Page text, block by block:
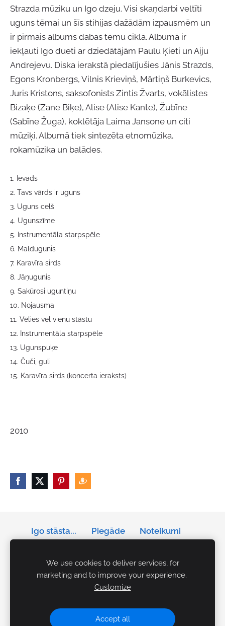
Strazda mūziku un Igo dzeju. Visi skaņdarbi veltīti
uguns tēmai un šīs stihijas dažādām izpausmēm un
ir pirmais albums dabas tēmu ciklā. Albumā ir
iekļauti Igo dueti ar dziedātājām Paulu Ķieti un Aiju
Andrejevu. Diska ierakstā piedalījušies Jānis Strazds,
Egons Kronbergs, Vilnis Krieviņš, Mārtiņš Burkevics,
Juris Kristons, saksofonists Zintis Žvarts, vokālistes
Bizaķe (Zane Biķe), Alise (Alise Kante), Žubīne
(Sabīne Žuga), koklētāja Laima Jansone un citi
mūziķi. Albumā tiek sintezēta etnomūzika,
rokamūzika un balādes.
1. Ievads
2. Tavs vārds ir uguns
3. Uguns ceļš
4. Ugunszīme
5. Instrumentāla starpspēle
6. Maldugunis
7. Karavīra sirds
8. Jāņugunis
9. Sakūrosi uguntiņu
10. Nojausma
11. Vēlies vel vienu stāstu
12. Instrumentāla starpspēle
13. Ugunspuķe
14. Čuči, guli
15. Karavīra sirds (koncerta ieraksts)
2010
Igo stāsta... Piegāde
Noteikumi
Tālrunis: +371 29141042
igo.akcents.personibai@gmail.com
Rezervācijas Ceplī:makslasceplis@gmail.com
We use cookies to deliver services, for
marketing and to improve your experience.
Customize
Accept all